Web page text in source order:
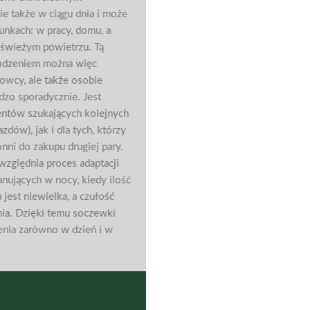
także w ciągu dnia i może
w pracy, domu, a
powietrzu. Tą
można więc
ale także osobie
sporadycznie. Jest
szukających kolejnych
jak i dla tych, którzy
do zakupu drugiej pary.
proces adaptacji
w nocy, kiedy ilość
niewielka, a czułość
Dzięki temu soczewki
zarówno w dzień i w